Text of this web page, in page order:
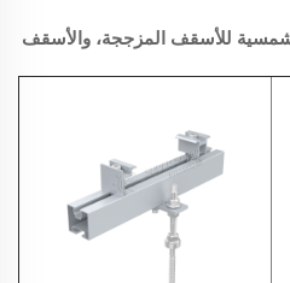
للأسقف المزججة، والأسقف